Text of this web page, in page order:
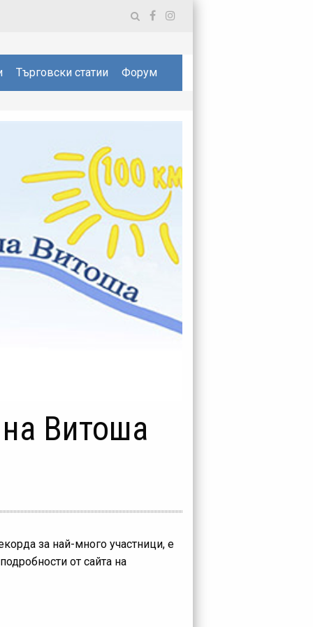
Търговски статии Форум
Витоша
за най-много участници, е
от сайта на